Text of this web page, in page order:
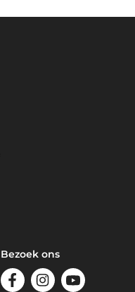
Bezoek ons